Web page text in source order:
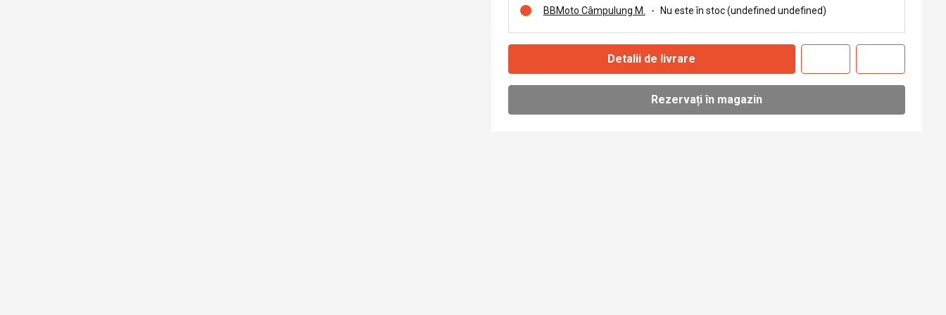
BBMoto Câmpulung M. - Nu este în stoc (undefined undefined)
Detalii de livrare
Rezervați în magazin